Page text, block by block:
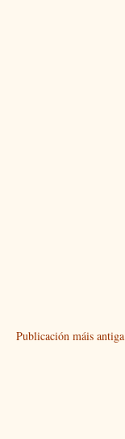
Publicación máis antiga